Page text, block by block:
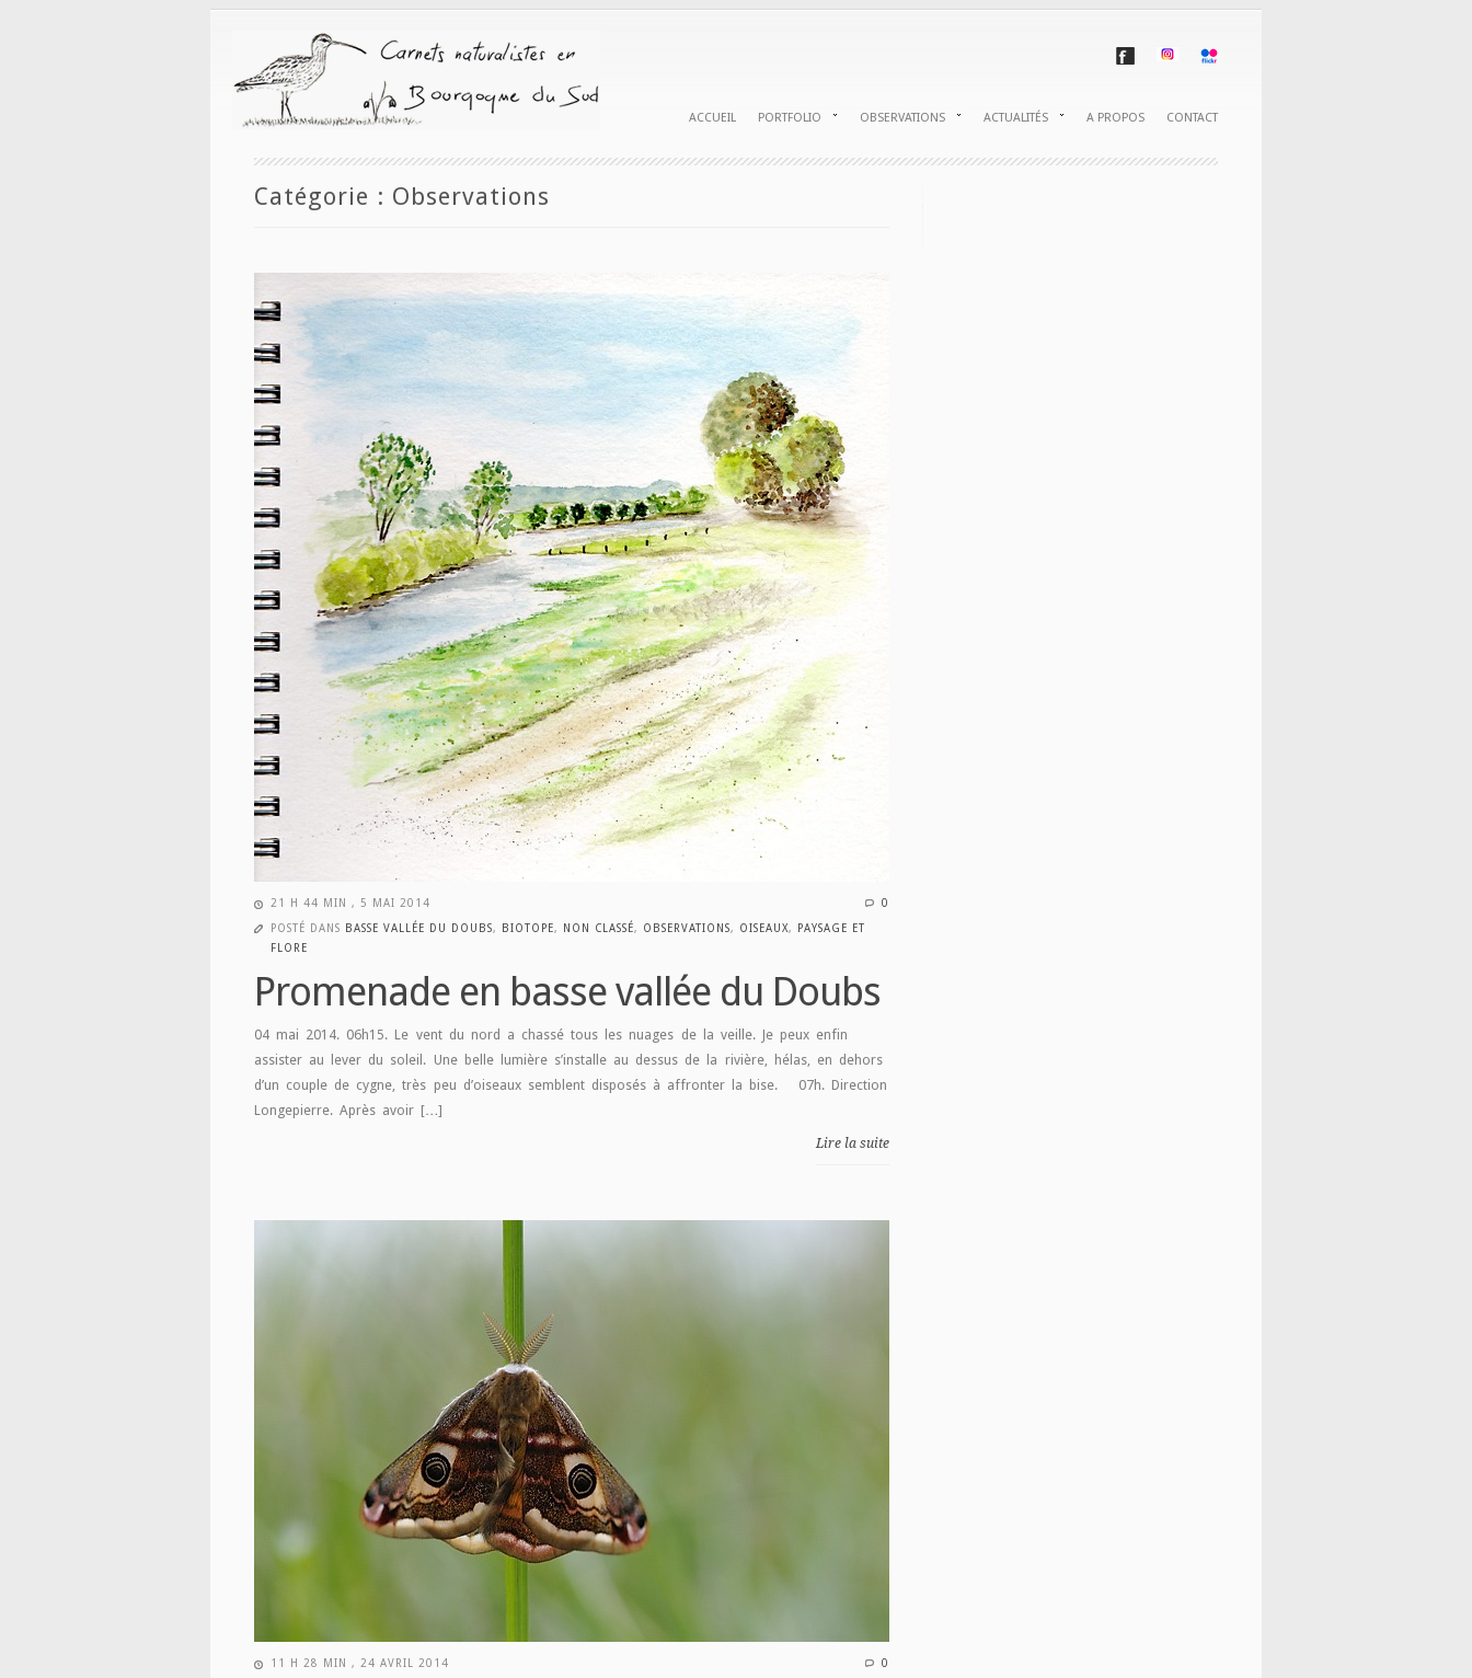
ACCUEIL PORTFOLIO OBSERVATIONS ACTUALITÉS A PROPOS CONTACT
Catégorie : Observations
21 H 44 MIN , 5 MAI 2014 0
POSTÉ DANS BASSE VALLÉE DU DOUBS, BIOTOPE, NON CLASSÉ, OBSERVATIONS, OISEAUX,
PAYSAGE ET
FLORE
Promenade en basse vallée du Doubs
04 mai 2014. 06h15. Le vent du nord a chassé tous les nuages de la veille. Je peux enfin
assister au lever du soleil. Une belle lumière s’installe au dessus de la rivière, hélas, en dehors
d’un couple de cygne, très peu d’oiseaux semblent disposés à affronter la bise. 07h. Direction
Longepierre. Après avoir […]
Lire la suite
11 H 28 MIN , 24 AVRIL 2014 0